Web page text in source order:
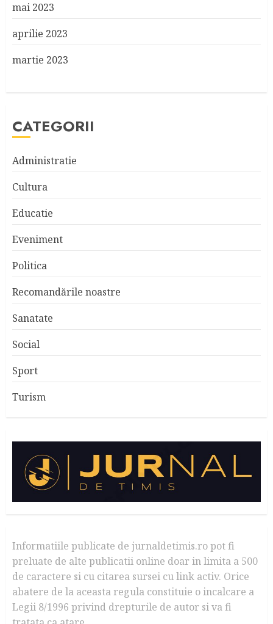
mai 2023
aprilie 2023
martie 2023
CATEGORII
Administratie
Cultura
Educatie
Eveniment
Politica
Recomandările noastre
Sanatate
Social
Sport
Turism
Informatiile publicate de jurnaldetimis.ro pot fi
preluate de alte publicatii online doar in limita a 500
de caractere si cu citarea sursei cu link activ. Orice
abatere de la aceasta regula constituie o incalcare a
Legii 8/1996 privind drepturile de autor si va fi